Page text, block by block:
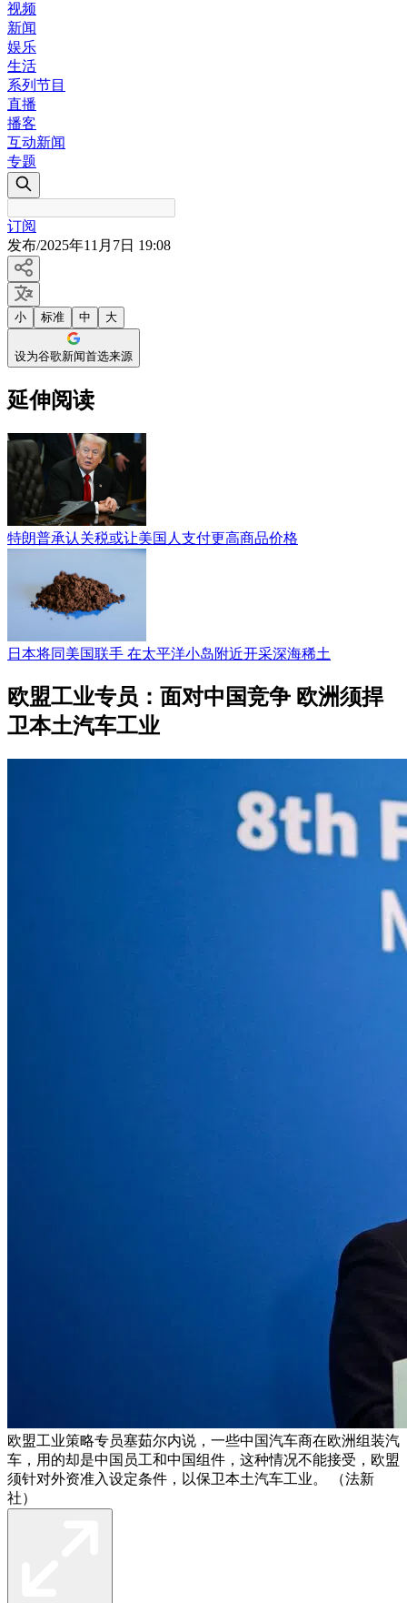
视频
新闻
娱乐
生活
系列节目
直播
播客
互动新闻
专题
订阅
发布/2025年11月7日 19:08
小 标准 中 大
设为谷歌新闻首选来源
延伸阅读
特朗普承认关税或让美国人支付更高商品价格
日本将同美国联手 在太平洋小岛附近开采深海稀土
欧盟工业专员：面对中国竞争 欧洲须捍
卫本土汽车工业
欧盟工业策略专员塞茹尔内说，一些中国汽车商在欧洲组装汽
车，用的却是中国员工和中国组件，这种情况不能接受，欧盟
须针对外资准入设定条件，以保卫本土汽车工业。 （法新
社）